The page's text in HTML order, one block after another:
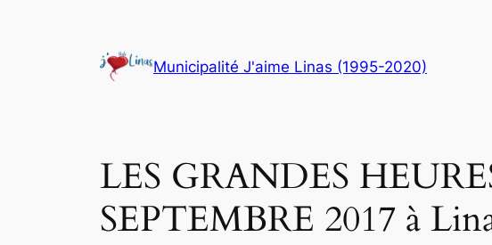
Municipalité J'aime Linas (1995-2020)
LES GRANDES
SEPTEMBRE 2017 à